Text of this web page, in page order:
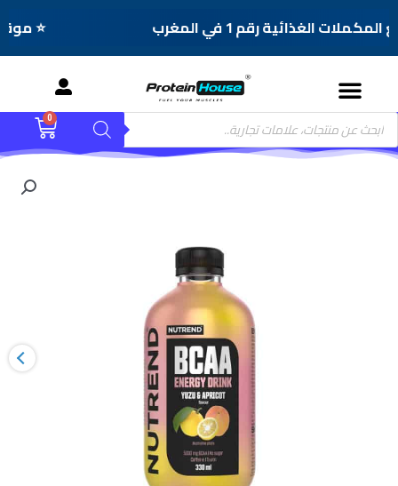
الغذائية رقم 1 في المغرب ⭐ موقع
Menu
Products
search
0